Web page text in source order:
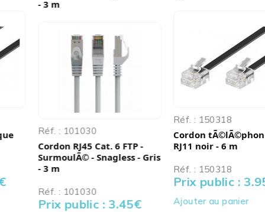
Réf. : 101030
Cordon RJ45 Cat. 6 FTP -
SurmoulÃ© - Snagless - Gris
Réf. : 101030
Prix public : 3.45€
Réf. : 150318
Cordon tÃ©lÃ©phonique
RJ11 noir - 6 m
Réf. : 150318
Prix public : 3.95€
Ajouter au panier